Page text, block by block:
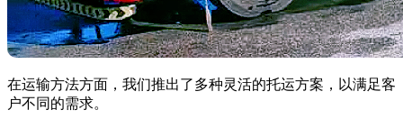
在运输方法方面，我们推出了多种灵活的托运方案，以满足客
户不同的需求。